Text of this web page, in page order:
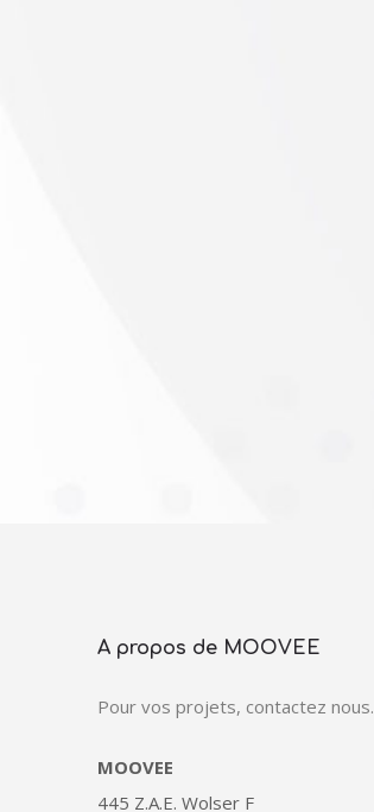
A propos de MOOVEE
Pour vos projets, contactez nous.
MOOVEE
445 Z.A.E. Wolser F